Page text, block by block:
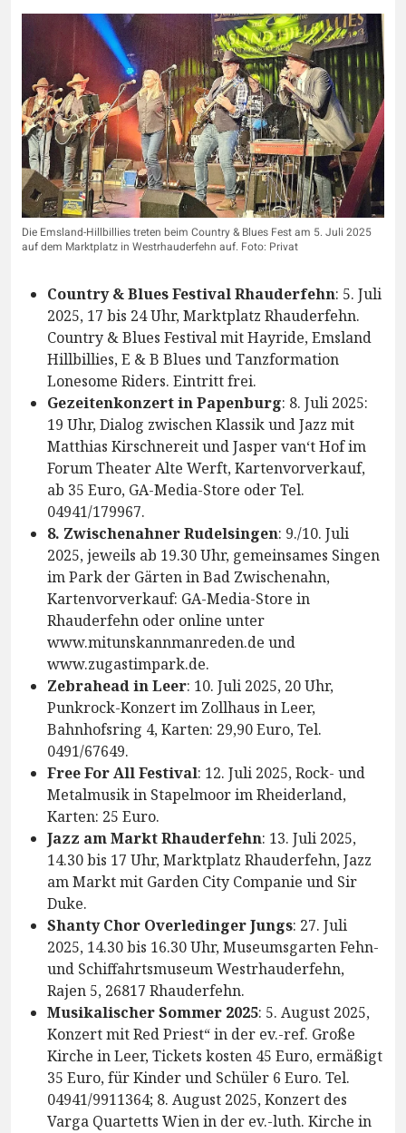
Die Emsland-Hillbillies treten beim Country & Blues Fest am 5. Juli 2025
auf dem Marktplatz in Westrhauderfehn auf. Foto: Privat
Country & Blues Festival Rhauderfehn: 5. Juli
2025, 17 bis 24 Uhr, Marktplatz Rhauderfehn.
Country & Blues Festival mit Hayride, Emsland
Hillbillies, E & B Blues und Tanzformation
Lonesome Riders. Eintritt frei.
Gezeitenkonzert in Papenburg: 8. Juli 2025:
19 Uhr, Dialog zwischen Klassik und Jazz mit
Matthias Kirschnereit und Jasper van‘t Hof im
Forum Theater Alte Werft, Kartenvorverkauf,
ab 35 Euro, GA-Media-Store oder Tel.
04941/179967.
8. Zwischenahner Rudelsingen: 9./10. Juli
2025, jeweils ab 19.30 Uhr, gemeinsames Singen
im Park der Gärten in Bad Zwischenahn,
Kartenvorverkauf: GA-Media-Store in
Rhauderfehn oder online unter
www.mitunskannmanreden.de und
www.zugastimpark.de.
Zebrahead in Leer: 10. Juli 2025, 20 Uhr,
Punkrock-Konzert im Zollhaus in Leer,
Bahnhofsring 4, Karten: 29,90 Euro, Tel.
0491/67649.
Free For All Festival: 12. Juli 2025, Rock- und
Metalmusik in Stapelmoor im Rheiderland,
Karten: 25 Euro.
Jazz am Markt Rhauderfehn: 13. Juli 2025,
14.30 bis 17 Uhr, Marktplatz Rhauderfehn, Jazz
am Markt mit Garden City Companie und Sir
Duke.
Shanty Chor Overledinger Jungs: 27. Juli
2025, 14.30 bis 16.30 Uhr, Museumsgarten Fehn-
und Schiffahrtsmuseum Westrhauderfehn,
Rajen 5, 26817 Rhauderfehn.
Musikalischer Sommer 2025: 5. August 2025,
Konzert mit Red Priest“ in der ev.-ref. Große
Kirche in Leer, Tickets kosten 45 Euro, ermäßigt
35 Euro, für Kinder und Schüler 6 Euro. Tel.
04941/9911364; 8. August 2025, Konzert des
Varga Quartetts Wien in der ev.-luth. Kirche in